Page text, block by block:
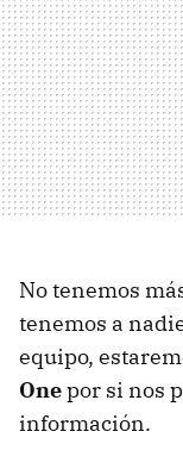
No tenemos
tenemos a
equipo,
Onepor si nos
información.